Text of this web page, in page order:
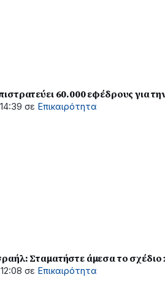
60.000 εφέδρους για
σε Επικαιρότητα
Σταματήστε άμεσα το σχέδιο
σε Επικαιρότητα